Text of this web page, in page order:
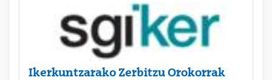
Ikerkuntzarako Zerbitzu Orokorrak